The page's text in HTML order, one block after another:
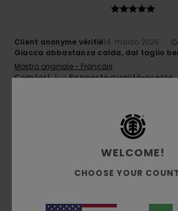
Client anonyme vérifié14. marzo 2026
Giacca abbastanza calda, dal taglio
Mostra originale - Français
Comfort: 5/5 Rapporto qualità-prezzo:
5/5
Adoro il fatto che sia reversibile
WELCOME!
CHOOSE YOUR